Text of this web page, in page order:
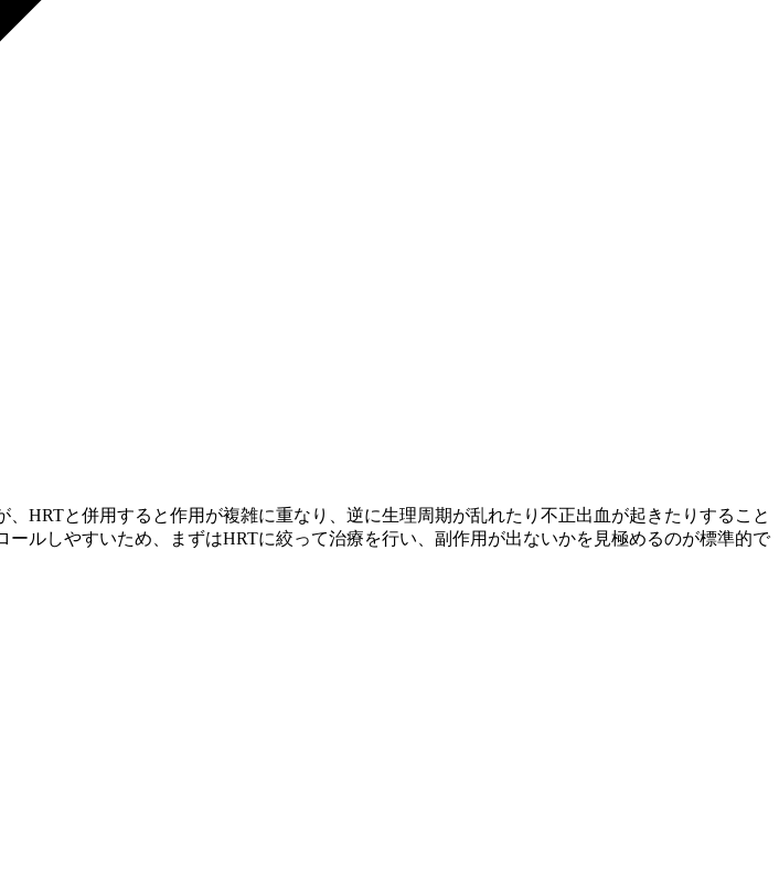
HRTと併用すると作用が複雑に重なり、逆に生理周期が乱れたり不正出血が起きたりすること
ルしやすいため、まずはHRTに絞って治療を行い、副作用が出ないかを見極めるのが標準的で